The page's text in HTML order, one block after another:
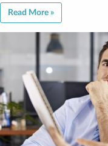
Read More »